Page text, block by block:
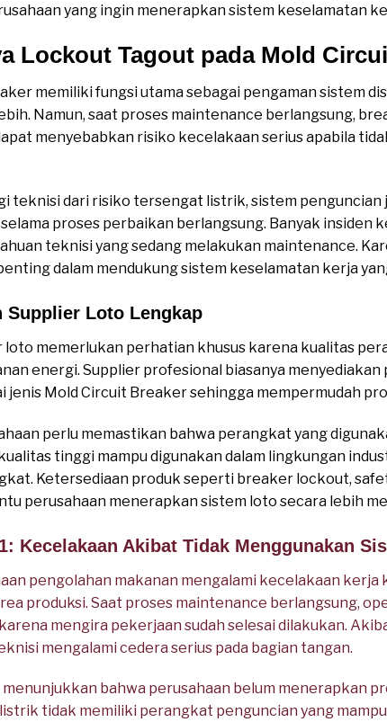
yang ingin menerapkan sistem keselamatan
Lockout Tagout pada Mold
memiliki fungsi utama sebagai pengaman sistem
Namun, saat proses maintenance berlangsung,
menyebabkan risiko kecelakaan serius apabila
teknisi dari risiko tersengat listrik, sistem
proses perbaikan berlangsung. Banyak
teknisi yang sedang melakukan maintenance.
dalam mendukung sistem keselamatan kerja
Supplier Loto Lengkap
loto memerlukan perhatian khusus karena kualitas
energi. Supplier profesional biasanya
jenis Mold Circuit Breaker sehingga mempermudah
perlu memastikan bahwa perangkat yang
tinggi mampu digunakan dalam lingkungan
Ketersediaan produk seperti breaker lockout,
perusahaan menerapkan sistem loto secara lebih
Kecelakaan Akibat Tidak Menggunakan
pengolahan makanan mengalami kecelakaan
produksi. Saat proses maintenance berlangsung,
mengira pekerjaan sudah selesai dilakukan.
mengalami cedera serius pada bagian tangan.
menunjukkan bahwa perusahaan belum menerapkan
tidak memiliki perangkat penguncian yang